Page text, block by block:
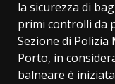
la sicurezza di
primi controlli da
Sezione di
Porto, in
balneare è